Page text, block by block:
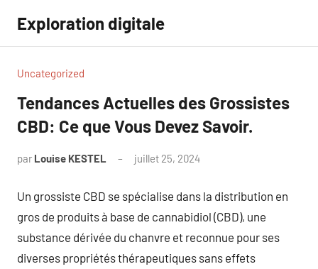
contenu
Exploration digitale
Uncategorized
Tendances Actuelles des Grossistes
CBD: Ce que Vous Devez Savoir.
par Louise KESTEL juillet 25, 2024
Un grossiste CBD se spécialise dans la distribution en
gros de produits à base de cannabidiol (CBD), une
substance dérivée du chanvre et reconnue pour ses
diverses propriétés thérapeutiques sans effets